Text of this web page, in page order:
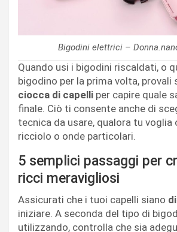
Bigodini elettrici –
Quando usi i bigodini riscaldati, o
bigodino per la prima volta, provali
ciocca di capelli per capire quale
finale. Ciò ti consente anche di
tecnica da usare, qualora tu voglia
ricciolo o onde particolari.
5 semplici passaggi per
ricci meravigliosi
Assicurati che i tuoi capelli siano
iniziare. A seconda del tipo di
utilizzando, controlla che sia